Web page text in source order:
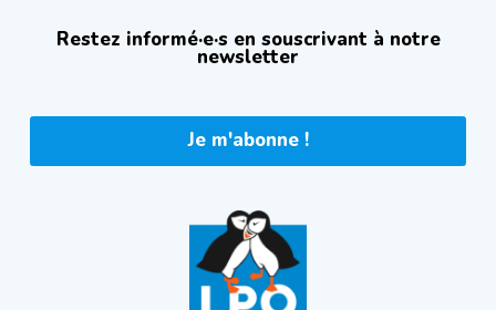
Restez informé·e·s en souscrivant à notre
newsletter
Je m'abonne !